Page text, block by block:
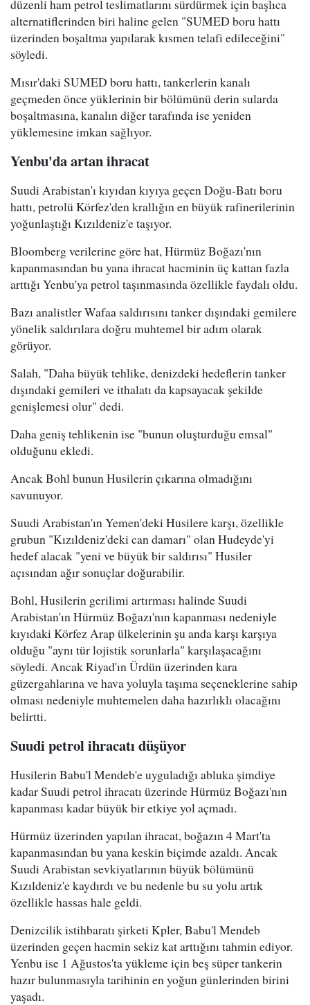
düzenli ham petrol teslimatlarını sürdürmek için başlıca
alternatiflerinden biri haline gelen "SUMED boru hattı
üzerinden boşaltma yapılarak kısmen telafi edileceğini"
söyledi.
Mısır'daki SUMED boru hattı, tankerlerin kanalı
geçmeden önce yüklerinin bir bölümünü derin sularda
boşaltmasına, kanalın diğer tarafında ise yeniden
yüklemesine imkan sağlıyor.
Yenbu'da artan ihracat
Suudi Arabistan'ı kıyıdan kıyıya geçen Doğu-Batı boru
hattı, petrolü Körfez'den krallığın en büyük rafinerilerinin
yoğunlaştığı Kızıldeniz'e taşıyor.
Bloomberg verilerine göre hat, Hürmüz Boğazı'nın
kapanmasından bu yana ihracat hacminin üç kattan fazla
arttığı Yenbu'ya petrol taşınmasında özellikle faydalı oldu.
Bazı analistler Wafaa saldırısını tanker dışındaki gemilere
yönelik saldırılara doğru muhtemel bir adım olarak
görüyor.
Salah, "Daha büyük tehlike, denizdeki hedeflerin tanker
dışındaki gemileri ve ithalatı da kapsayacak şekilde
genişlemesi olur" dedi.
Daha geniş tehlikenin ise "bunun oluşturduğu emsal"
olduğunu ekledi.
Ancak Bohl bunun Husilerin çıkarına olmadığını
savunuyor.
Suudi Arabistan'ın Yemen'deki Husilere karşı, özellikle
grubun "Kızıldeniz'deki can damarı" olan Hudeyde'yi
hedef alacak "yeni ve büyük bir saldırısı" Husiler
açısından ağır sonuçlar doğurabilir.
Bohl, Husilerin gerilimi artırması halinde Suudi
Arabistan'ın Hürmüz Boğazı'nın kapanması nedeniyle
kıyıdaki Körfez Arap ülkelerinin şu anda karşı karşıya
olduğu "aynı tür lojistik sorunlarla" karşılaşacağını
söyledi. Ancak Riyad'ın Ürdün üzerinden kara
güzergahlarına ve hava yoluyla taşıma seçeneklerine sahip
olması nedeniyle muhtemelen daha hazırlıklı olacağını
belirtti.
Suudi petrol ihracatı düşüyor
Husilerin Babu'l Mendeb'e uyguladığı abluka şimdiye
kadar Suudi petrol ihracatı üzerinde Hürmüz Boğazı'nın
kapanması kadar büyük bir etkiye yol açmadı.
Hürmüz üzerinden yapılan ihracat, boğazın 4 Mart'ta
kapanmasından bu yana keskin biçimde azaldı. Ancak
Suudi Arabistan sevkiyatlarının büyük bölümünü
Kızıldeniz'e kaydırdı ve bu nedenle bu su yolu artık
özellikle hassas hale geldi.
Denizcilik istihbaratı şirketi Kpler, Babu'l Mendeb
üzerinden geçen hacmin sekiz kat arttığını tahmin ediyor.
Yenbu ise 1 Ağustos'ta yükleme için beş süper tankerin
hazır bulunmasıyla tarihinin en yoğun günlerinden birini
yaşadı.